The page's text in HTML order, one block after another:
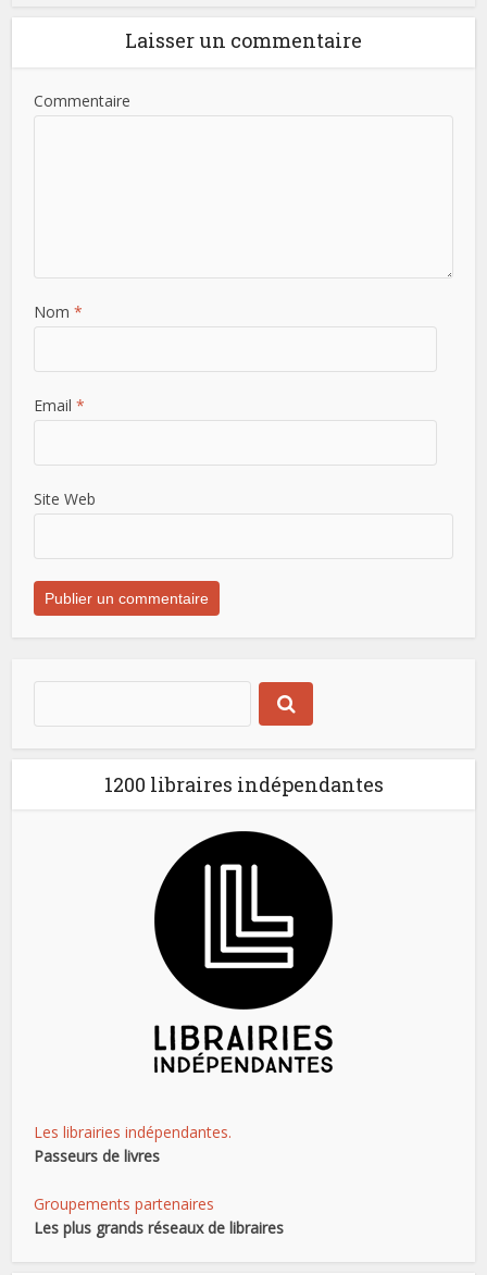
Laisser un commentaire
Commentaire
Nom *
Email *
Site Web
1200 libraires indépendantes
Les librairies indépendantes.
Passeurs de livres
Groupements partenaires
Les plus grands réseaux de libraires